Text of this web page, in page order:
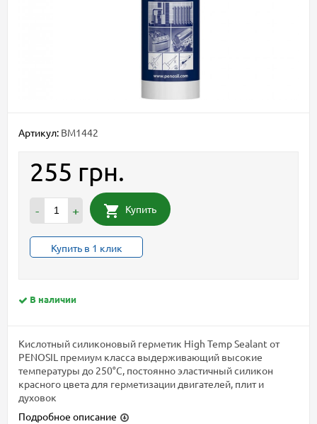
Артикул: BM1442
255 грн.
- + Купить
Купить в 1 клик
В наличии
Кислотный силиконовый герметик High Temp Sealant от
PENOSIL премиум класса выдерживающий высокие
температуры до 250°C, постоянно эластичный силикон
красного цвета для герметизации двигателей, плит и
духовок
Подробное описание